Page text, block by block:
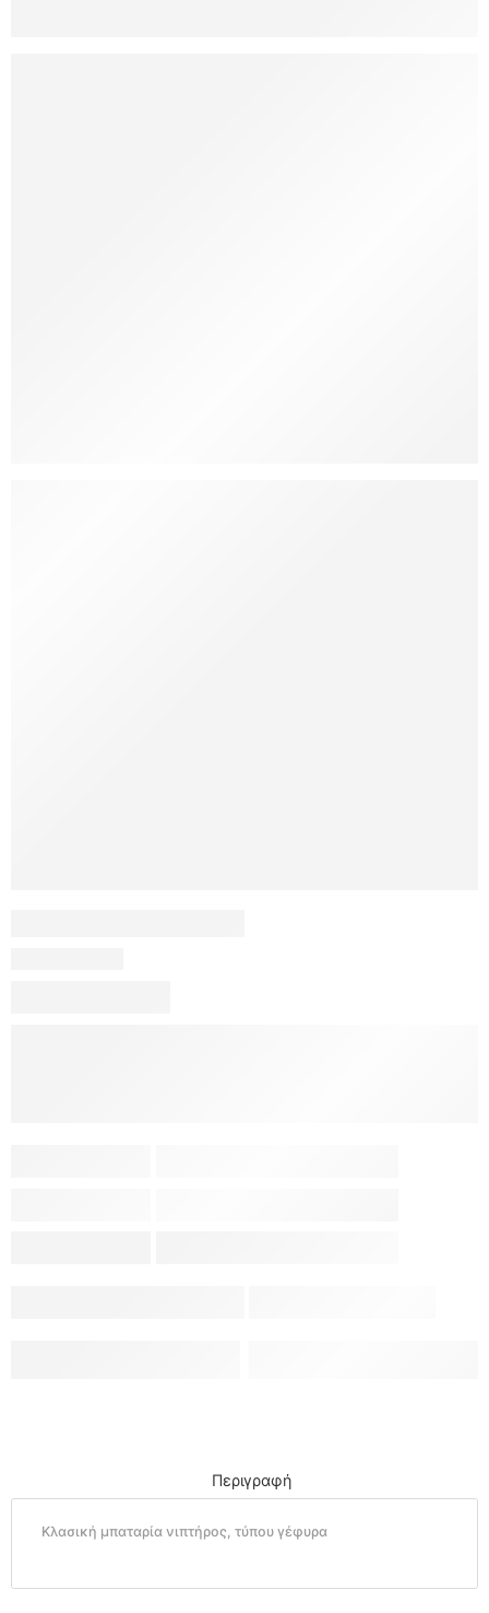
Περιγραφή
Κλασική μπαταρία νιπτήρος, τύπου γέφυρα